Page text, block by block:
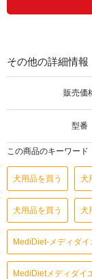
その他の詳細情報
販売価
型番
この商品のキーワード
犬用品を買う 犬
犬用品を買う 犬
MediDiet-メディダイ
MediDietメディダイ